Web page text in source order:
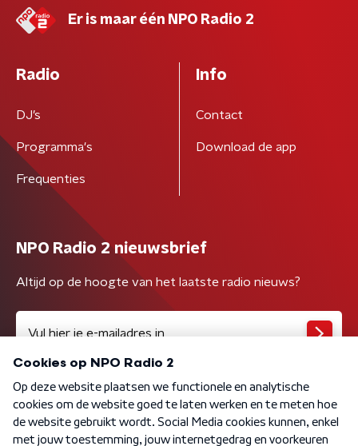
Er is maar één NPO Radio 2
Radio
DJ’s
Programma's
Frequenties
Info
Contact
Download de app
NPO Radio 2 nieuwsbrief
Altijd op de hoogte van het laatste radio nieuws?
Algemene voorwaarden